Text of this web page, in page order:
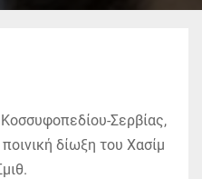
Σερβίας,
δίωξη του Χασίμ